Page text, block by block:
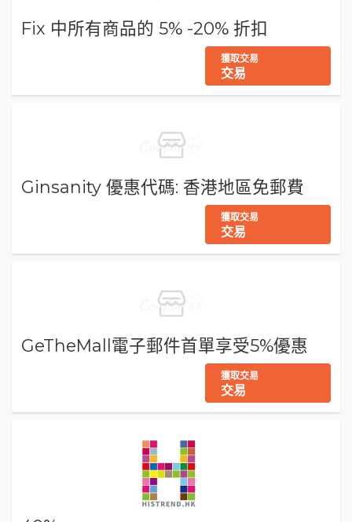
Fix 中所有商品的 5% -20% 折扣
獲取交易
交易
Ginsanity 優惠代碼: 香港地區免郵費
獲取交易
交易
GeTheMall電子郵件首單享受5%優惠
獲取交易
交易